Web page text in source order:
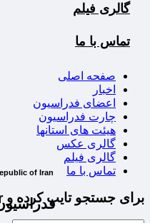
گالری فیلم
تماس با ما
صفحه اصلی
اخبار
اعضای فدراسیون
چارت فدراسیون
هیئت های استانها
گالری عکس
گالری فیلم
تماس با ما
برای جستجو تایپ کرده و Enter را بزنید
of Iran